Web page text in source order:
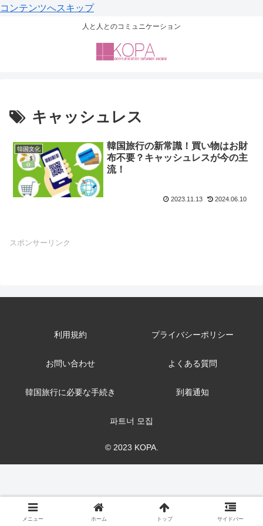
コンテンツへスキップ
人と人とのコミュニケーション
キャッシュレス
韓国文化
韓国旅行の新常識！買い物はお財
布不要？キャッシュレスが今の主
流！
2023.11.13 2024.06.10
スポンサーリンク
利用規約 プライバシーポリシー
お問い合わせ よくある質問
韓国旅行に必要な手続き 到着通知
파트너 모집
© 2023 KOPA.
メニュー ホーム トップ サイドバー